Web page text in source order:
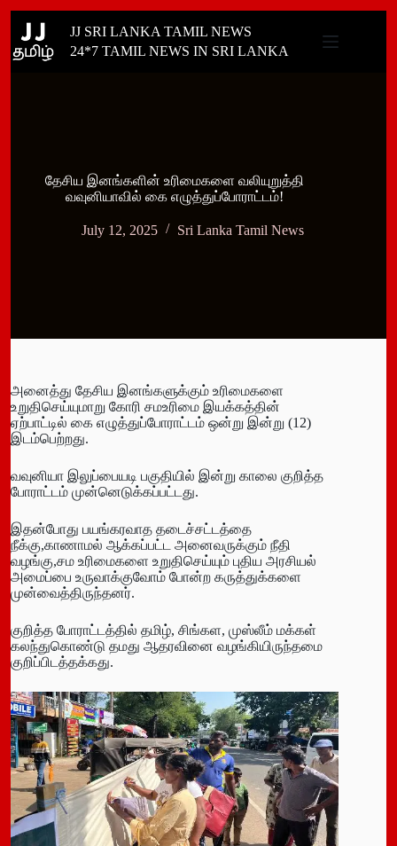
content
JJ SRI LANKA TAMIL NEWS
24*7 TAMIL NEWS IN SRI LANKA
தேசிய இனங்களின் உரிமைகளை வலியுறுத்தி
வவுனியாவில் கை எழுத்துப்போராட்டம்!
July 12, 2025 Sri Lanka Tamil News
அனைத்து தேசிய இனங்களுக்கும் உரிமைகளை
உறுதிசெய்யுமாறு கோரி சமஉரிமை இயக்கத்தின்
ஏற்பாட்டில் கை எழுத்துப்போராட்டம் ஒன்று இன்று (12)
இடம்பெற்றது.
வவுனியா இலுப்பையடி பகுதியில் இன்று காலை குறித்த
போராட்டம் முன்னெடுக்கப்பட்டது.
இதன்போது பயங்கரவாத தடைச்சட்டத்தை
நீக்கு,காணாமல் ஆக்கப்பட்ட அனைவருக்கும் நீதி
வழங்கு,சம உரிமைகளை உறுதிசெய்யும் புதிய அரசியல்
அமைப்பை உருவாக்குவோம் போன்ற கருத்துக்களை
முன்வைத்திருந்தனர்.
குறித்த போராட்டத்தில் தமிழ், சிங்கள, முஸ்லீம் மக்கள்
கலந்துகொண்டு தமது ஆதரவினை வழங்கியிருந்தமை
குறிப்பிடத்தக்கது.